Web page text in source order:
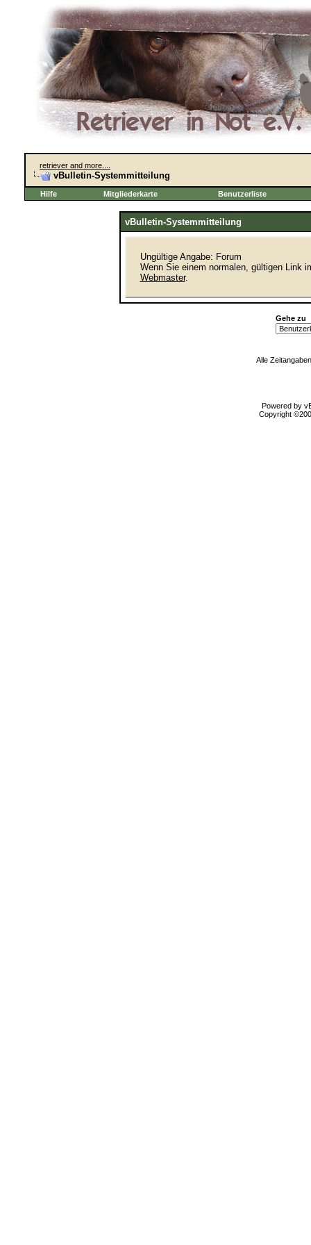
retriever and more....
vBulletin-Systemmitteilung
Hilfe Mitgliederkarte Benutzerliste
vBulletin-Systemmitteilung
Ungültige Angabe: Forum
Wenn Sie einem normalen, gültigen Link
Webmaster.
Gehe zu
Alle
Powered by
Copyright